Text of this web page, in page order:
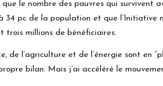
le nombre des pauvres qui survivent
34 pc de la population et que
trois millions de bénéficiaires.
de l’agriculture et de l’énergie sont
bilan. Mais j’ai accéléré le